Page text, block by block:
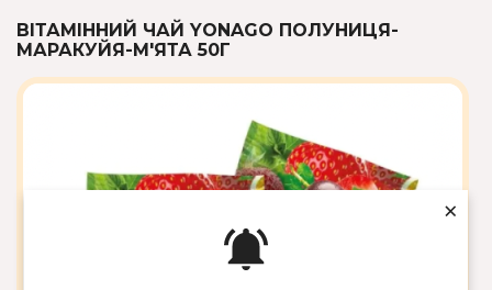
×
ВІТАМІННИЙ ЧАЙ YONAGO ПОЛУНИЦЯ-
МАРАКУЙЯ-М'ЯТА 50Г